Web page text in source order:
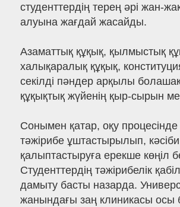
студенттердің терең әрі жан-
алуына жағдай жасайды.
Азаматтық құқық, қылмыстық
халықаралық құқық,
секілді пәндер арқылы
құқықтық жүйенің қыр-сырын
Сонымен қатар, оқу
тәжірибе ұштастырылып,
қалыптастыруға ерекше көңіл
Студенттердің тәжірибелік
дамыту басты назарда.
жанындағы заң клиникасы осы